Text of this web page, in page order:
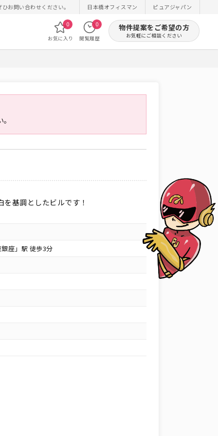
お問い合わせください。 日本橋オフィスマン ピュアジャパン
お気に入り
0
閲覧履歴
0 物件提案をご希望の方
お気軽にご相談ください
基調としたビルです！
座」駅 徒歩3分